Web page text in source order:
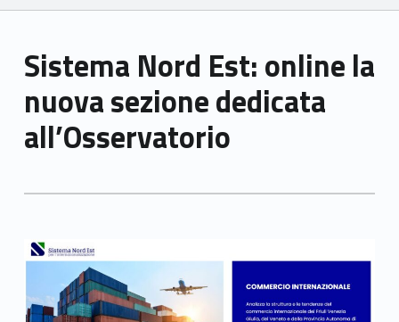
Sistema Nord Est: online la
nuova sezione dedicata
all’Osservatorio